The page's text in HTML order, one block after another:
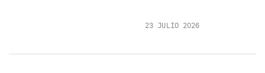
23 JULIO 2026